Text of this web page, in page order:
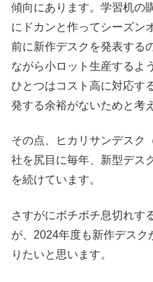
傾向にあります。学習机の
にドカンと作ってシーズン
前に新作デスクを発表する
ながら小ロット生産するよ
ひとつはコスト高に対応す
発する余裕がないためと考
その点、ヒカリサンデスク
社を尻目に毎年、新型デス
を続けています。
さすがにボチボチ息切れす
が、2024年度も新作デス
りたいと思います。